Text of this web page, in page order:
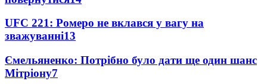
UFC 221: Ромеро не вклався у вагу на
зважуванні13
Ємельяненко: Потрібно було дати ще один шанс
Мітріону7